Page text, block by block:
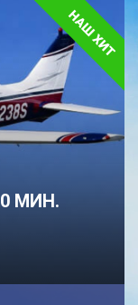
МИН.